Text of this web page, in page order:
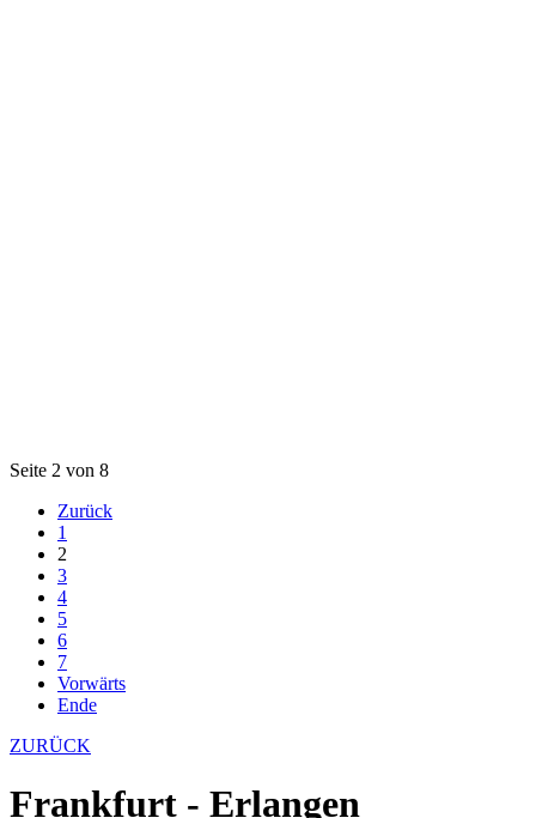
Seite 2 von 8
Zurück
1
2
3
4
5
6
7
Vorwärts
Ende
ZURÜCK
Frankfurt - Erlangen